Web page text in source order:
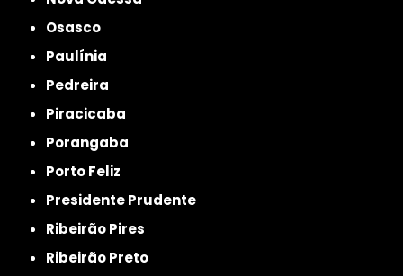
Osasco
Paulínia
Pedreira
Piracicaba
Porangaba
Porto Feliz
Presidente Prudente
Ribeirão Pires
Ribeirão Preto